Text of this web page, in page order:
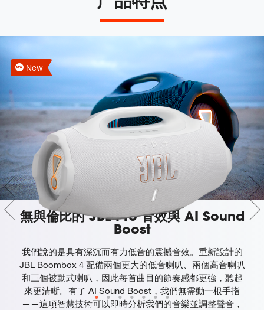
New
無與倫比的 JBL Pro 音效與 AI Sound
Boost
我們說的是具有深沉而有力低音的震撼音效。重新設計的
JBL Boombox 4 配備兩個更大的低音喇叭、兩個高音喇叭
和三個被動式喇叭，因此每首曲目的節奏感都更強，聽起
來更清晰。有了 AI Sound Boost，我們無需動一根手指
——這項智慧技術可以即時分析我們的音樂並調整聲音，